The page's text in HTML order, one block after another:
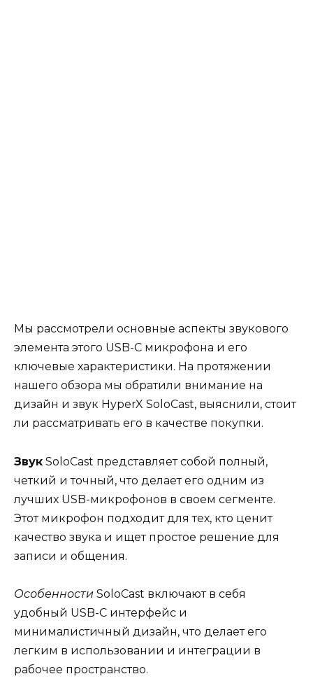
Мы рассмотрели основные аспекты звукового
элемента этого USB-C микрофона и его
ключевые характеристики. На протяжении
нашего обзора мы обратили внимание на
дизайн и звук HyperX SoloCast, выяснили, стоит
ли рассматривать его в качестве покупки.
Звук SoloCast представляет собой полный,
четкий и точный, что делает его одним из
лучших USB-микрофонов в своем сегменте.
Этот микрофон подходит для тех, кто ценит
качество звука и ищет простое решение для
записи и общения.
Особенности SoloCast включают в себя
удобный USB-C интерфейс и
минималистичный дизайн, что делает его
легким в использовании и интеграции в
рабочее пространство.